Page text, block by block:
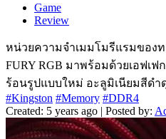
Game
Review
หน่วยความจำเมมโมรีแรมของท
FURY RGB มาพร้อมด้วยเอฟเ
ร้อนรูปแบบใหม่ อะลูมิเนียมสีดำ
#Kingston #Memory #DDR4
Created: 5 years ago | Posted by: